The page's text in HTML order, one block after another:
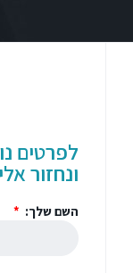
לפרטים
ונחזור
השם שלך: